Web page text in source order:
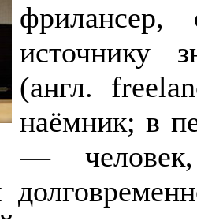
фрилансер,
источнику
(англ.
наёмник; в
—